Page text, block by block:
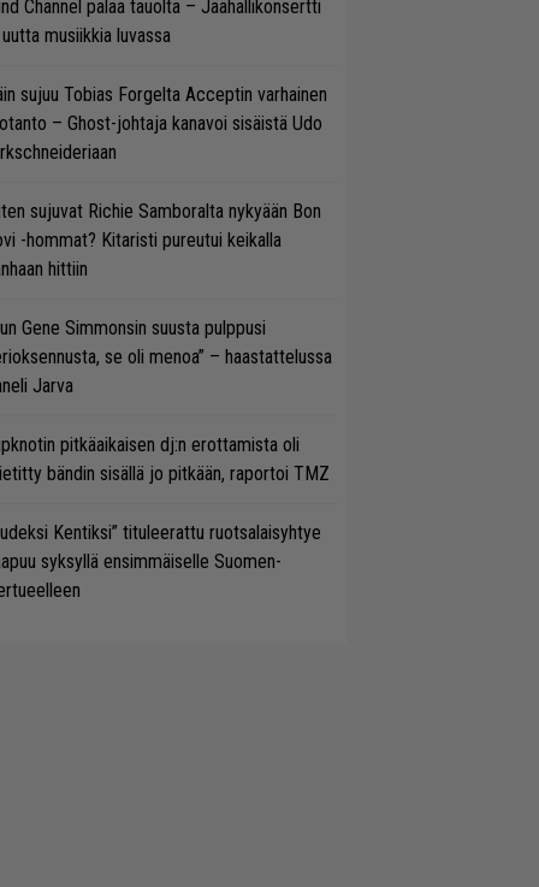
Channel palaa tauolta – Jäähallikonsertti
musiikkia luvassa
sujuu Tobias Forgelta Acceptin varhainen
– Ghost-johtaja kanavoi sisäistä Udo
sujuvat Richie Samboralta nykyään Bon
-hommat? Kitaristi pureutui keikalla
hittiin
Gene Simmonsin suusta pulppusi
se oli menoa” – haastattelussa
Jarva
pitkäaikaisen dj:n erottamista oli
bändin sisällä jo pitkään, raportoi TMZ
Kentiksi” tituleerattu ruotsalaisyhtye
syksyllä ensimmäiselle Suomen-